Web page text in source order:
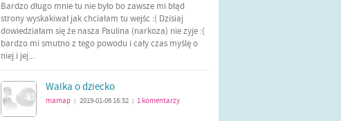
Bardzo długo mnie tu nie było bo zawsze mi błąd
strony wyskakiwał jak chciałam tu wejśc :( Dzisiaj
dowiedziałam się że nasza Paulina (narkoza) nie zyje :(
bardzo mi smutno z tego powodu i cały czas myślę o
niej i jej...
Walka o dziecko
mamap 2019-01-06 16:52 1 komentarzy